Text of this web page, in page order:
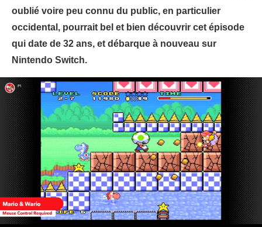
oublié voire peu connu du public, en particulier
occidental, pourrait bel et bien découvrir cet épisode
qui date de 32 ans, et débarque à nouveau sur
Nintendo Switch.